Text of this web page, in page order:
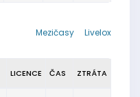
Livelox
Mezičasy
LICENCE ČAS ZTRÁTA